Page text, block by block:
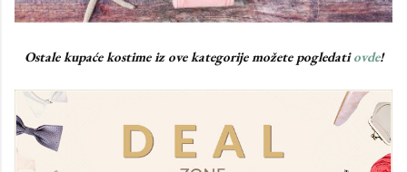
Ostale kupaće kostime iz ove kategorije možete pogledatiovde!